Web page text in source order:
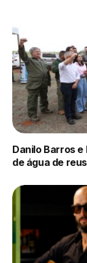
Danilo Barros
de água de